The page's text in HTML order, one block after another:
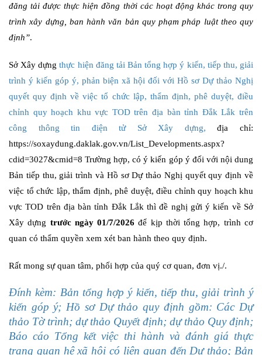
đăng tải được thực hiện đồng thời các hoạt động khác trong quy
trình xây dựng, ban hành văn bản quy phạm pháp luật theo quy
định”.
Sở Xây dựngthực hiện đăng tải Bản tổng hợp ý kiến, tiếp thu, giải
trình ý kiến góp ý, phản biện xã hội đối với Hồ sơ Dự thảo Nghị
quyết quy định về việc tổ chức lập, thẩm định, phê duyệt, điều
chỉnh quy hoạch khu vực TOD trên địa bàn tỉnh Đắk Lắk trên
công thông tin điện tử Sở Xây dựng,địa chỉ:
https://soxaydung.daklak.gov.vn/List_Developments.aspx?
cdid=3027&cmid=8 Trường hợp, có ý kiến góp ý đối với nội dung
Bản tiếp thu, giải trình và Hồ sơDự thảo Nghị quyết quy định về
việc tổ chức lập, thẩm định, phê duyệt, điều chỉnh quy hoạch khu
vực TOD trên địa bàn tỉnh Đắk Lắk thì đề nghị gửi ý kiến về Sở
Xây dựng trước ngày 01/7/2026 để kịp thời tổng hợp, trình cơ
quan có thẩm quyền xem xét ban hành theo quy định.
Rất mong sự quan tâm, phối hợp của quý cơ quan, đơn vị./.
Đính kèm: Bản tổng hợp ý kiến, tiếp thu, giải trình ý
kiến góp ý; Hồ sơ Dự thảo quy định gồm: Các Dự
thảo Tờ trình; dự thảo Quyết định; dự thảo Quy định;
Báo cáo Tổng kết việc thi hành và đánh giá thực
trạng quan hệ xã hội có liên quan đến Dự thảo; Bản